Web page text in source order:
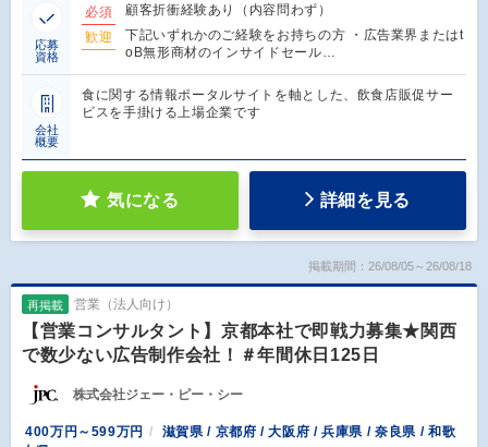
応募
資格
必須
顧客折衝経験あり（内容問わず）
歓迎
下記いずれかのご経験をお持ちの方 ・広告業界またはt
oB無形商材のインサイドセール…
会社
概要
食に関する情報ポータルサイトを軸とした、飲食店販促サー
ビスを手掛ける上場企業です
気になる 詳細を見る
掲載期間：26/08/05～26/08/18
再掲載 営業（法人向け）
【営業コンサルタント】京都本社で即戦力募集★関西
で数少ない広告制作会社！＃年間休日125日
株式会社ジェー・ピー・シー
400万円～599万円
滋賀県 / 京都府 / 大阪府 / 兵庫県 / 奈良県 / 和歌